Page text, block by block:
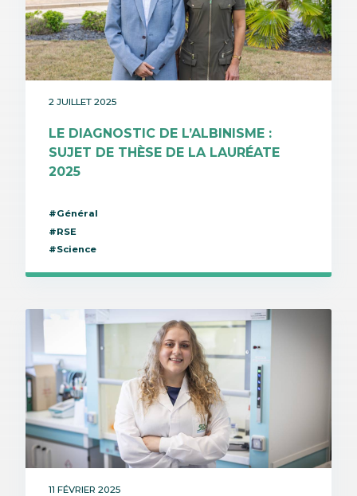
2 JUILLET 2025
LE DIAGNOSTIC DE L’ALBINISME :
SUJET DE THÈSE DE LA LAURÉATE
2025
#Général
#RSE
#Science
11 FÉVRIER 2025